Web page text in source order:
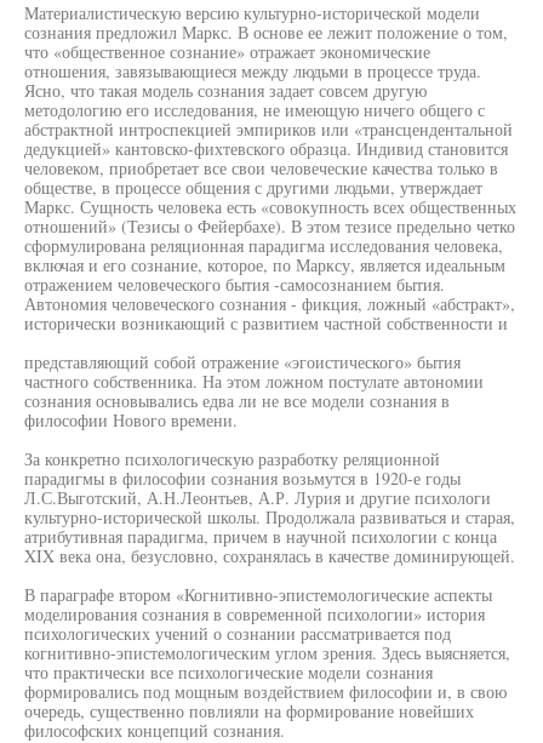
Материалистическую версию культурно-исторической модели
сознания предложил Маркс. В основе ее лежит положение о том,
что «общественное сознание» отражает экономические
отношения, завязывающиеся между людьми в процессе труда.
Ясно, что такая модель сознания задает совсем другую
методологию его исследования, не имеющую ничего общего с
абстрактной интроспекцией эмпириков или «трансцендентальной
дедукцией» кантовско-фихтевского образца. Индивид становится
человеком, приобретает все свои человеческие качества только в
обществе, в процессе общения с другими людьми, утверждает
Маркс. Сущность человека есть «совокупность всех общественных
отношений» (Тезисы о Фейербахе). В этом тезисе предельно четко
сформулирована реляционная парадигма исследования человека,
включая и его сознание, которое, по Марксу, является идеальным
отражением человеческого бытия -самосознанием бытия.
Автономия человеческого сознания - фикция, ложный «абстракт»,
исторически возникающий с развитием частной собственности и
представляющий собой отражение «эгоистического» бытия
частного собственника. На этом ложном постулате автономии
сознания основывались едва ли не все модели сознания в
философии Нового времени.
За конкретно психологическую разработку реляционной
парадигмы в философии сознания возьмутся в 1920-е годы
Л.С.Выготский, А.Н.Леонтьев, А.Р. Лурия и другие психологи
культурно-исторической школы. Продолжала развиваться и старая,
атрибутивная парадигма, причем в научной психологии с конца
XIX века она, безусловно, сохранялась в качестве доминирующей.
В параграфе втором «Когнитивно-эпистемологические аспекты
моделирования сознания в современной психологии» история
психологических учений о сознании рассматривается под
когнитивно-эпистемологическим углом зрения. Здесь выясняется,
что практически все психологические модели сознания
формировались под мощным воздействием философии и, в свою
очередь, существенно повлияли на формирование новейших
философских концепций сознания.